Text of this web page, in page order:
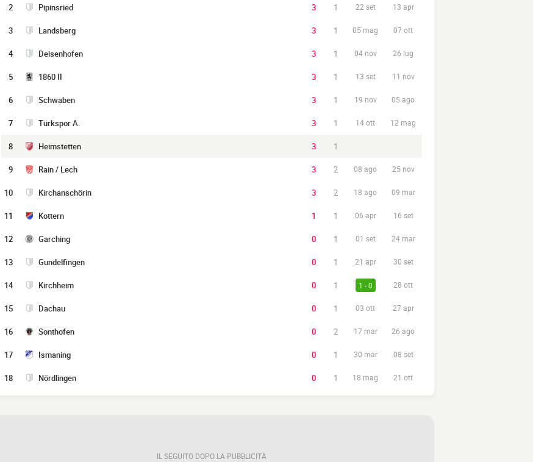
2 Pipinsried 3 1 22 set 13 apr
3 Landsberg 3 1 05 mag 07 ott
4 Deisenhofen 3 1 04 nov 26 lug
5 1860 II 3 1 13 set 11 nov
6 Schwaben 3 1 19 nov 05 ago
7 Türkspor A. 3 1 14 ott 12 mag
8 Heimstetten 3 1
9 Rain / Lech 3 2 08 ago 25 nov
10 Kirchanschörin 3 2 18 ago 09 mar
11 Kottern 1 1 06 apr 16 set
12 Garching 0 1 01 set 24 mar
13 Gundelfingen 0 1 21 apr 30 set
14 Kirchheim 0 1 1 - 0 28 ott
15 Dachau 0 1 03 ott 27 apr
16 Sonthofen 0 2 17 mar 26 ago
17 Ismaning 0 1 30 mar 08 set
18 Nördlingen 0 1 18 mag 21 ott
IL SEGUITO DOPO LA PUBBLICITÀ